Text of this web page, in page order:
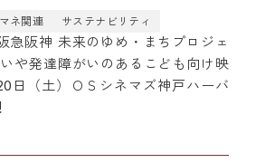
ネ関連 サステナビリティ
急阪神 未来のゆめ・まちプロジェ
や発達障がいのあるこども向け映
日（土）ＯＳシネマズ神戸ハーバ